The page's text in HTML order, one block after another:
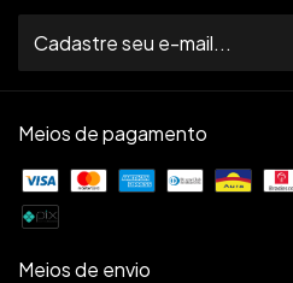
Meios de pagamento
Meios de envio